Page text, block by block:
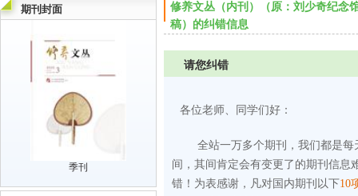
期刊封面
季刊
修养文丛（内刊）（原：刘少奇纪念
稿）的纠错信息
请您纠错
各位老师、同学们好：
全站一万多个期刊，我们都是
间，其间肯定会有变更了的期刊信息
错！为表感谢，凡对国内期刊以下10